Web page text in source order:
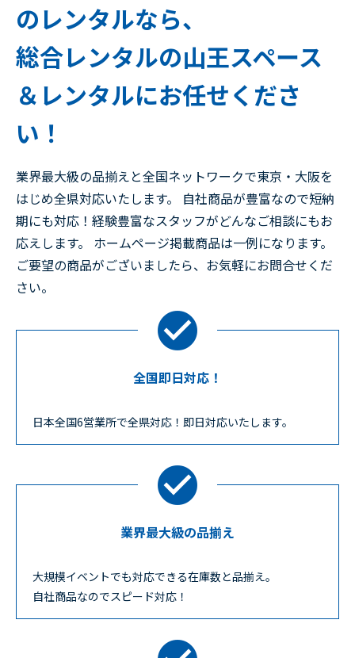
のレンタルなら、
総合レンタルの山王スペース
＆レンタルにお任せくださ
い！
業界最大級の品揃えと全国ネットワークで東京・大阪を
はじめ全県対応いたします。 自社商品が豊富なので短納
期にも対応！経験豊富なスタッフがどんなご相談にもお
応えします。 ホームページ掲載商品は一例になります。
ご要望の商品がございましたら、お気軽にお問合せくだ
さい。
全国即日対応！
日本全国6営業所で全県対応！即日対応いたします。
業界最大級の品揃え
大規模イベントでも対応できる在庫数と品揃え。
自社商品なのでスピード対応！